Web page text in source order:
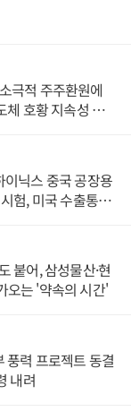
극적 주주환원에
체 호황 지속성 의
닉스 중국 공장용
험, 미국 수출통제
붙어, 삼성물산·현
오는 '약속의 시간'
풍력 프로젝트 동결
내려